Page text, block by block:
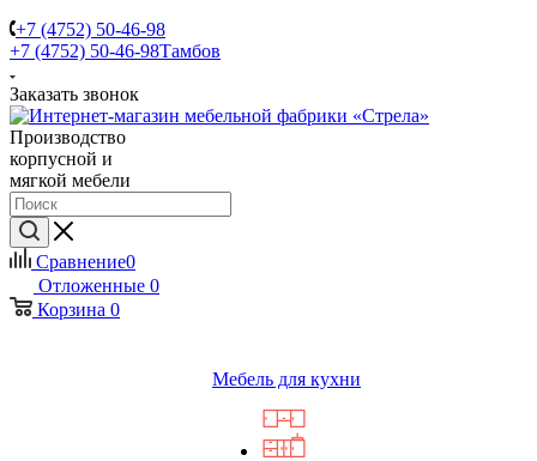
+7 (4752) 50-46-98
+7 (4752) 50-46-98Тамбов
Заказать звонок
Производство
корпусной и
мягкой мебели
Сравнение0
Отложенные 0
Корзина 0
Мебель для кухни